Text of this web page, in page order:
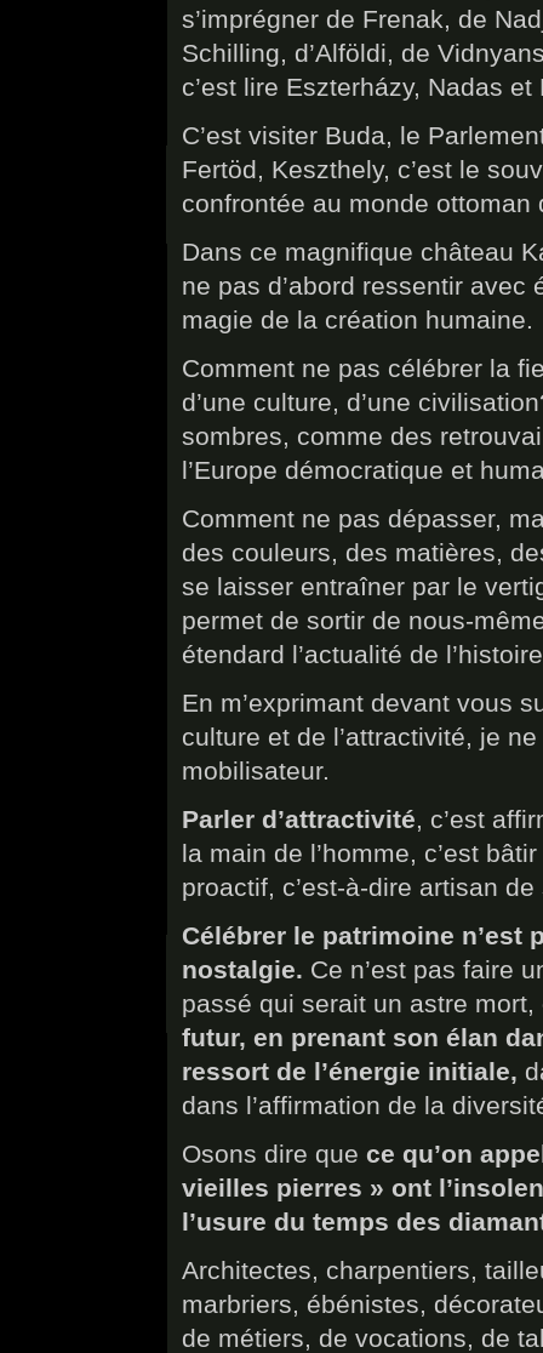
s’imprégner de Frenak, de
Schilling, d’Alföldi, de
c’est lire Eszterházy, Nadas et
C’est visiter Buda, le
Fertöd, Keszthely, c’est le
confrontée au monde ottoman
Dans ce magnifique château
ne pas d’abord ressentir avec
magie de la création humaine.
Comment ne pas célébrer la
d’une culture, d’une
sombres, comme des
l’Europe démocratique et
Comment ne pas dépasser,
des couleurs, des matières,
se laisser entraîner par le
permet de sortir de nous-
étendard l’actualité de
En m’exprimant devant vous
culture et de l’attractivité, je
mobilisateur.
Parler d’attractivité , c’est
la main de l’homme, c’est
proactif, c’est-à-dire artisan
Célébrer le patrimoine n’est
nostalgie. Ce n’est pas faire
passé qui serait un astre mort,
futur, en prenant son élan
ressort de l’énergie initiale,
dans l’affirmation de la
Osons dire que ce qu’on
vieilles pierres » ont
l’usure du temps des
Architectes, charpentiers,
marbriers, ébénistes,
de métiers, de vocations, de